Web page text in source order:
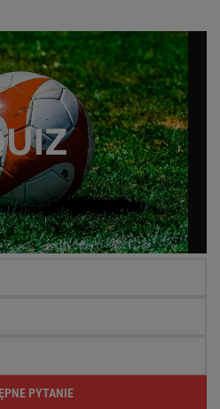
PYTANIE